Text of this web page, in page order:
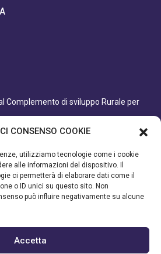
CONSENSO COOKIE
utilizziamo tecnologie come i cookie
alle informazioni del dispositivo. Il
ci permetterà di elaborare dati come il
o ID unici su questo sito. Non
può influire negativamente su alcune
Accetta
Complemento di sviluppo Rurale per
dell’informazione: GAL Patavino
Regione del Veneto –
e Irrigazione.
Programma di Sviluppo Rurale per il
dell’informazione: GAL Patavino.